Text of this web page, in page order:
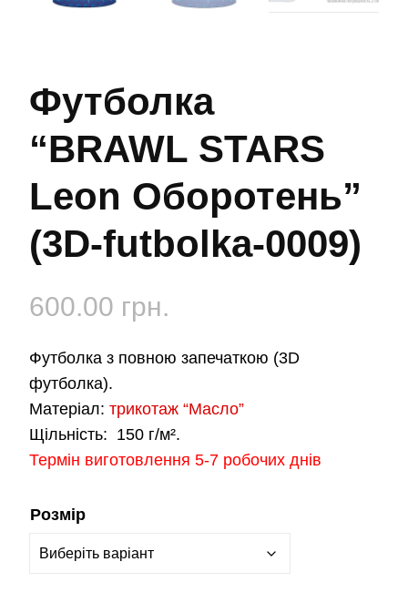
Футболка
“BRAWL STARS
Leon Оборотень”
(3D-futbolka-0009)
600.00 грн.
Футболка з повною запечаткою (3D
футболка).
Матеріал: трикотаж “Масло”
Щільність: 150 г/м².
Термін виготовлення 5-7 робочих днів
Розмір